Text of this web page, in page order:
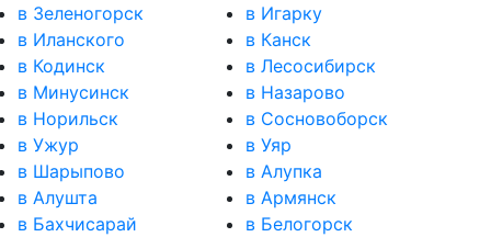
в Зеленогорск
в Игарку
в Иланского
в Канск
в Кодинск
в Лесосибирск
в Минусинск
в Назарово
в Норильск
в Сосновоборск
в Ужур
в Уяр
в Шарыпово
в Алупка
в Алушта
в Армянск
в Бахчисарай
в Белогорск